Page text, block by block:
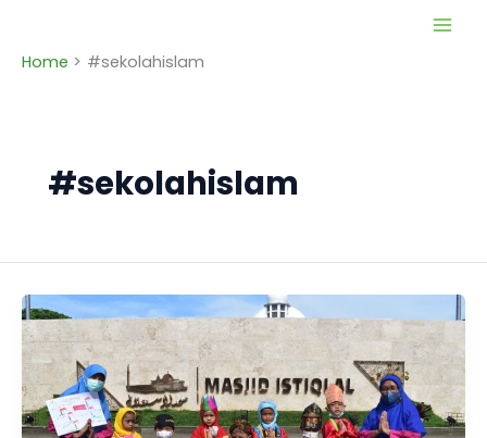
content
Home #sekolahislam
#sekolahislam